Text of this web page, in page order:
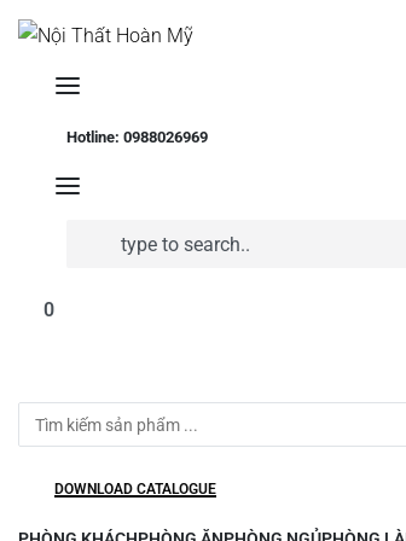
Hotline: 0988026969
0
Search
for:
DOWNLOAD CATALOGUE